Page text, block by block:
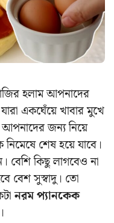
হলাম আপনাদের
একঘেঁয়ে খাবার মুখে
জন্য নিয়ে
শেষ হয়ে যাবে।
বেশি কিছু লাগবেও না
বেশ সুস্বাদু। তো
নরম প্যানকেক
।